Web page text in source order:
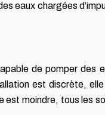
eaux chargées
de pomper des
est discrète,
moindre, tous les